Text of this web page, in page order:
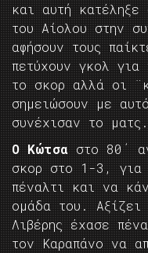
και αυτή
του Αίολου στην
αφήσουν τους
πετύχουν γκολ για
το σκορ αλλά οι
σημειώσουν με
συνέχισαν το ματς.
Ο Κώτσα στο 80΄
σκορ στο 1-3, για
πέναλτι και να
ομάδα του.
Λιβέρης έχασε
τον Καραπάνο να